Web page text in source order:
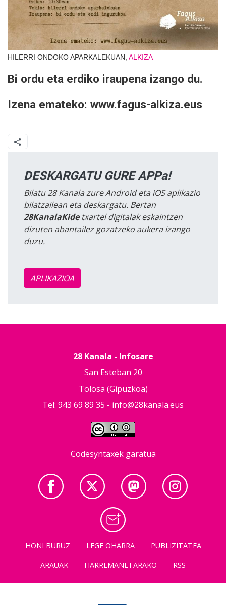
HILERRI ONDOKO APARKALEKUAN, ALKIZA
Bi ordu eta erdiko iraupena izango du.
Izena emateko: www.fagus-alkiza.eus
DESKARGATU GURE APPa!
Bilatu 28 Kanala zure Android eta iOS aplikazio
bilatzailean eta deskargatu. Bertan
28KanalaKidetxartel digitalak eskaintzen
dizuten abantailez gozatzeko aukera izango
duzu.
APLIKAZIOA
28 Kanala - Infosare
San Esteban 20
Tolosa (Gipuzkoa)
Tel: 943 69 89 35 - info@28kanala.eus
Codesyntaxek garatua
HONI BURUZ LEGE OHARRA
PUBLIZITATEA
ARAUAK
HARREMANETARAKO RSS